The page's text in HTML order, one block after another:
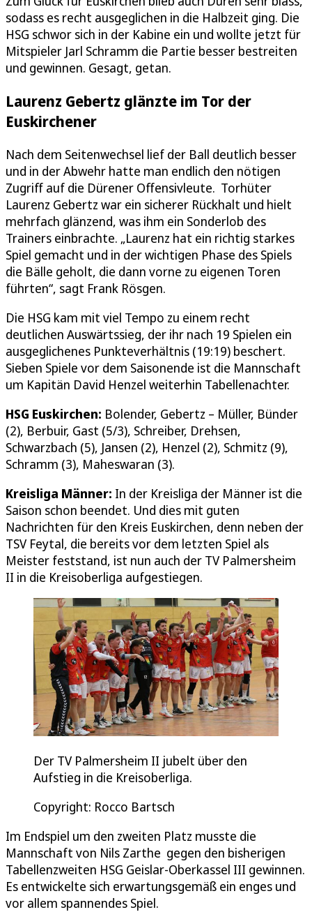
sodass es recht ausgeglichen in die Halbzeit ging. Die
HSG schwor sich in der Kabine ein und wollte jetzt für
Mitspieler Jarl Schramm die Partie besser bestreiten
und gewinnen. Gesagt, getan.
Laurenz Gebertz glänzte im Tor der
Euskirchener
Nach dem Seitenwechsel lief der Ball deutlich besser
und in der Abwehr hatte man endlich den nötigen
Zugriff auf die Dürener Offensivleute. Torhüter
Laurenz Gebertz war ein sicherer Rückhalt und hielt
mehrfach glänzend, was ihm ein Sonderlob des
Trainers einbrachte. „Laurenz hat ein richtig starkes
Spiel gemacht und in der wichtigen Phase des Spiels
die Bälle geholt, die dann vorne zu eigenen Toren
führten“, sagt Frank Rösgen.
Die HSG kam mit viel Tempo zu einem recht
deutlichen Auswärtssieg, der ihr nach 19 Spielen ein
ausgeglichenes Punkteverhältnis (19:19) beschert.
Sieben Spiele vor dem Saisonende ist die Mannschaft
um Kapitän David Henzel weiterhin Tabellenachter.
HSG Euskirchen: Bolender, Gebertz – Müller, Bünder
(2), Berbuir, Gast (5/3), Schreiber, Drehsen,
Schwarzbach (5), Jansen (2), Henzel (2), Schmitz (9),
Schramm (3), Maheswaran (3).
Kreisliga Männer: In der Kreisliga der Männer ist die
Saison schon beendet. Und dies mit guten
Nachrichten für den Kreis Euskirchen, denn neben der
TSV Feytal, die bereits vor dem letzten Spiel als
Meister feststand, ist nun auch der TV Palmersheim
II in die Kreisoberliga aufgestiegen.
Der TV Palmersheim II jubelt über den
Aufstieg in die Kreisoberliga.
Copyright: Rocco Bartsch
Im Endspiel um den zweiten Platz musste die
Mannschaft von Nils Zarthe gegen den bisherigen
Tabellenzweiten HSG Geislar-Oberkassel III gewinnen.
Es entwickelte sich erwartungsgemäß ein enges und
vor allem spannendes Spiel.